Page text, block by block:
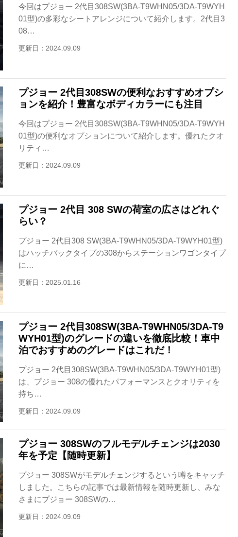
今回はプジョー 2代目308SW(3BA-T9WHN05/3DA-T9WYH
01型)の多彩なシートアレンジについて紹介します。2代目3
08…
更新日：2024.09.09
プジョー 2代目308SWの便利なおすすめオプシ
ョンを紹介！豊富なボディカラーにも注目
今回はプジョー 2代目308SW(3BA-T9WHN05/3DA-T9WYH
01型)の便利なオプションについて紹介します。優れたクオ
リティ…
更新日：2024.09.09
プジョー 2代目 308 SWの荷室の広さはどれぐ
らい？
プジョー 2代目308 SW(3BA-T9WHN05/3DA-T9WYH01型)
はハッチバックタイプの308からステーションワゴンタイプ
に…
更新日：2025.01.16
プジョー 2代目308SW(3BA-T9WHN05/3DA-T9
WYH01型)のグレードの違いを徹底比較！車中
泊でおすすめのグレードはこれだ！
プジョー 2代目308SW(3BA-T9WHN05/3DA-T9WYH01型)
は、プジョー 308の優れたパフォーマンスとクオリティを
持ち…
更新日：2024.09.09
プジョー 308SWのフルモデルチェンジは2030
年を予定【随時更新】
プジョー 308SWがモデルチェンジするという噂をキャッチ
しました。こちらの記事では最新情報を随時更新し、みな
さまにプジョー 308SWの…
更新日：2024.09.09